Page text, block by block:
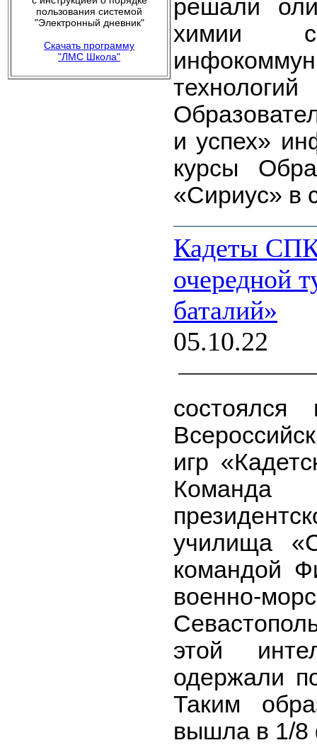
пользования системой
"Электронный дневник"
Скачать программу
"ЛМС Школа"
решали
химии с
и успех»
курсы
«Сириус» в
Кадеты
очередной
баталий»
05.10.22
игр
Команда
училища
командой
военно-
этой
одержали
Таким
вышла в 1/8